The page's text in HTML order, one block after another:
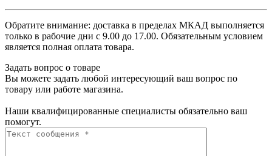
Обратите внимание: доставка в пределах МКАД выполняется
только в рабочие дни с 9.00 до 17.00. Обязательным условием
является полная оплата товара.
Задать вопрос о товаре
Вы можете задать любой интересующий ваш вопрос по
товару или работе магазина.
Наши квалифицированные специалисты обязательно ваш
помогут.